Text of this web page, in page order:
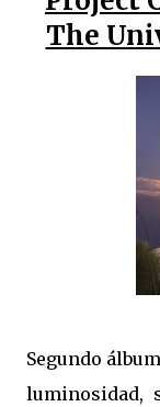
The
Segundo
luminosidad,